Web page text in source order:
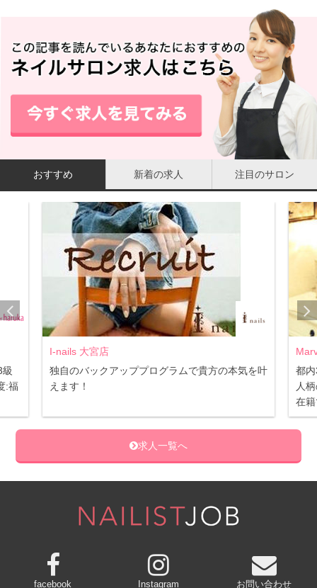
リムーバーを使用するだけなので、爪への負担が少ないの
が魅力です。爪が薄くなったり、割れやすくなるのが心配
な方におすすめです。
マニキュアだとトップコートを重ねていても、1週間もす
れば爪先などから欠けたりはがれたりしてしまいますが、
シェラックネイルはライトで硬化する分はがれにくく、2
週間〜3週間程度は長持ちします。
通常のソフトジェルと比べると持ち具合は多少劣ります
が、2週間程度で2〜3ミリ程度爪が伸びることを考える
と、カラーやデザインの替え時としてもちょうど良いかと
思います。
・施術時間が短い
シェラックネイルはライトで硬化するため、マニキュアの
ように乾くまでじっとしておく必要もありませんし、知ら
ない間にどこかに当たって、先の方のマニキュアがはがれ
ていた…なんてことも心配いりません。
ー1000円〜2000円で購入することができます。硬化に必
要なLEDライトも安いものは500円程度です。
ことができますよね。時間もコストも抑えられるため、忙
しくて時間がない方におすすめです。
で2000円から、デザイン入りでも3000円からと、ジェル
おすすめ 新着の求人 注目のサロン
:福
I-nails 大宮店
独自のバックアッププログラムで貴方の本気を叶
えます！
都
人
在
求人一覧へ
facebook Instagram お問い合わせ